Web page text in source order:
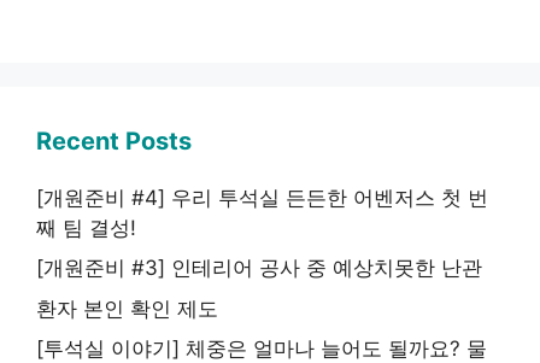
Recent Posts
[개원준비 #4] 우리 투석실 든든한 어벤저스 첫 번
째 팀 결성!
[개원준비 #3] 인테리어 공사 중 예상치못한 난관
환자 본인 확인 제도
[투석실 이야기] 체중은 얼마나 늘어도 될까요? 물